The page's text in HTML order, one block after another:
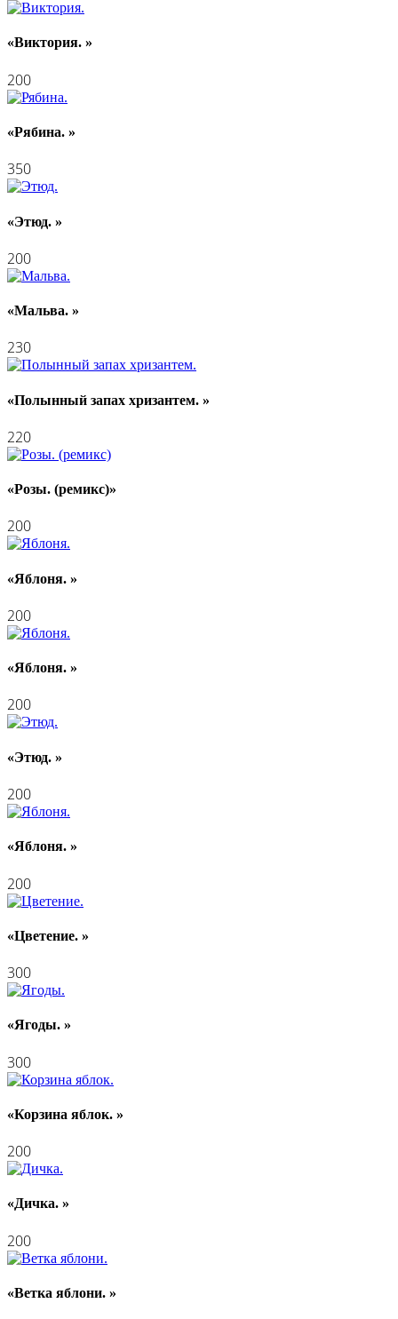
«Виктория. »
200
«Рябина. »
350
«Этюд. »
200
«Мальва. »
230
«Полынный запах хризантем. »
220
«Розы. (ремикс)»
200
«Яблоня. »
200
«Яблоня. »
200
«Этюд. »
200
«Яблоня. »
200
«Цветение. »
300
«Ягоды. »
300
«Корзина яблок. »
200
«Дичка. »
200
«Ветка яблони. »